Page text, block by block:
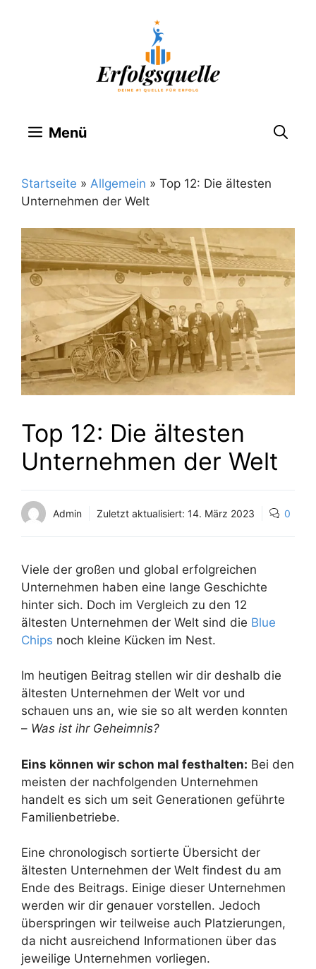
Menü
Startseite » Allgemein » Top 12: Die ältesten
Unternehmen der Welt
Top 12: Die ältesten
Unternehmen der Welt
Admin Zuletzt aktualisiert: 14. März 2023 0
Viele der großen und global erfolgreichen
Unternehmen haben eine lange Geschichte
hinter sich. Doch im Vergleich zu den 12
ältesten Unternehmen der Welt sind die Blue
Chips noch kleine Kücken im Nest.
Im heutigen Beitrag stellen wir dir deshalb die
ältesten Unternehmen der Welt vor und
schauen uns an, wie sie so alt werden konnten
– Was ist ihr Geheimnis?
Eins können wir schon mal festhalten: Bei den
meisten der nachfolgenden Unternehmen
handelt es sich um seit Generationen geführte
Familienbetriebe.
Eine chronologisch sortierte Übersicht der
ältesten Unternehmen der Welt findest du am
Ende des Beitrags. Einige dieser Unternehmen
werden wir dir genauer vorstellen. Jedoch
überspringen wir teilweise auch Platzierungen,
da nicht ausreichend Informationen über das
jeweilige Unternehmen vorliegen.